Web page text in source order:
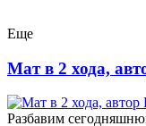
Еще
Мат в 2 хода,
Разбавим